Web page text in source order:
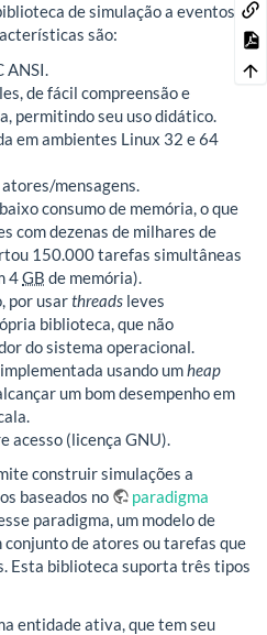
de simulação a eventos
são:
ANSI.
de fácil compreensão e
permitindo seu uso didático.
em ambientes Linux 32 e 64
mensagens.
consumo de memória, o que
com dezenas de milhares de
150.000 tarefas simultâneas
4GB de memória).
por usarthreads leves
biblioteca, que não
do sistema operacional.
usando umheap
um bom desempenho em
acesso (licença GNU).
construir simulações a
baseados no
paradigma
paradigma, um modelo de
conjunto de atores ou tarefas que
Esta biblioteca suporta três tipos
entidade ativa, que tem seu